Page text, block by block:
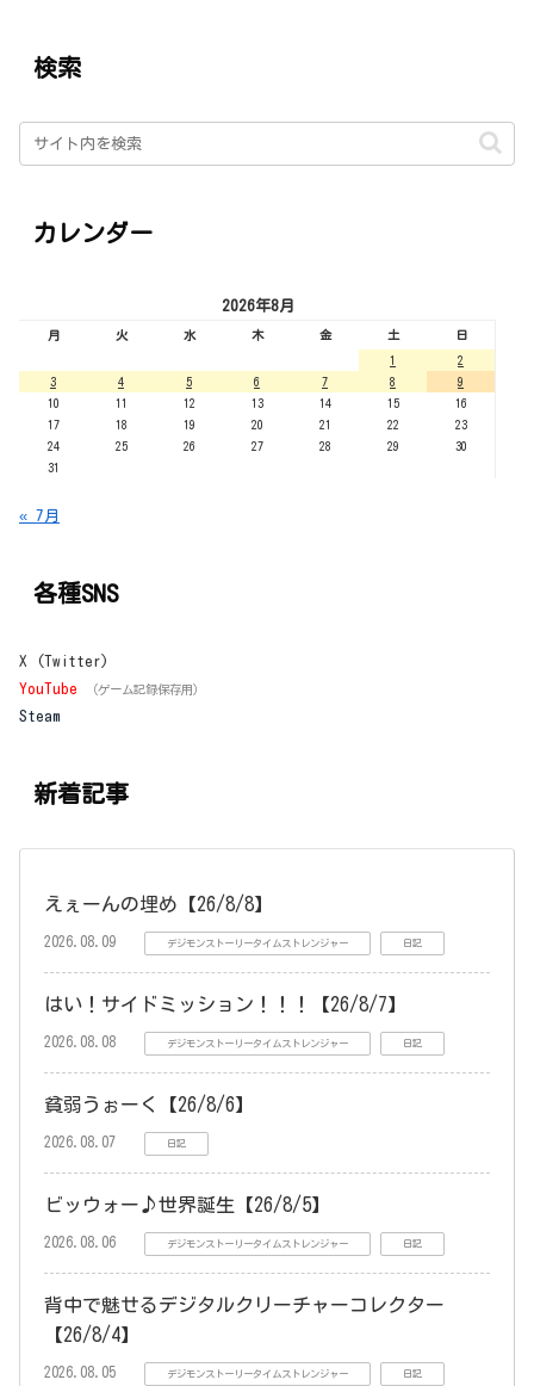
検索
カレンダー
2026年8月
月 火 水 木 金 土 日
1
2
3
4 5 6 7 8
9
10
11 12 13 14 15
16
17
18 19 20 21 22
23
24
25 26 27 28 29
30
31
« 7月
各種SNS
X (Twitter)
YouTube
（ゲーム記録保存用）
Steam
新着記事
えぇーんの埋め【26/8/8】
2026.08.09 デジモンストーリータイムストレンジャー 日記
はい！サイドミッション！！！【26/8/7】
2026.08.08 デジモンストーリータイムストレンジャー 日記
貧弱うぉーく【26/8/6】
2026.08.07 日記
ビッウォー♪世界誕生【26/8/5】
2026.08.06 デジモンストーリータイムストレンジャー 日記
背中で魅せるデジタルクリーチャーコレクター
【26/8/4】
2026.08.05 デジモンストーリータイムストレンジャー 日記